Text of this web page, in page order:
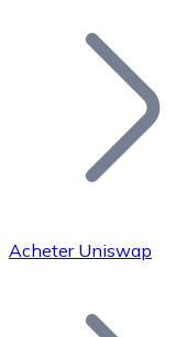
Ajoutez le
Bitcoin
Acheter Uniswap